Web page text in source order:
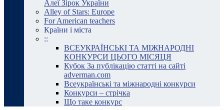
Алеї Зірок України
Alley of Stars: Europe
For American teachers
Країни і міста
::
ВСЕУКРАЇНСЬКІ ТА МІЖНАРОДНІ
КОНКУРСИ ЦЬОГО МІСЯЦЯ
Кубок За публікацію статті на сайті
adverman.com
Всеукраїнські та міжнародні конкурси
Конкурси – стрічка
Що таке конкурс